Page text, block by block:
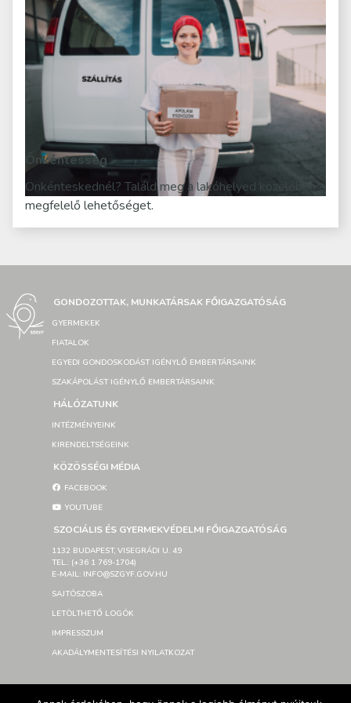
Önkéntesség
Önkénteskednél? Találd meg a lakóhelyed közelében a
megfelelő lehetőséget.
GONDOZOTTAK, MUNKATÁRSAK FŐIGAZGATÓSÁG
GYERMEKEK
FIATALOK
EGYEDI GONDOSKODÁST IGÉNYLŐ EMBERTÁRSAINK
SZAKÁPOLÁST IGÉNYLŐ EMBERTÁRSAINK
HÁLÓZATUNK
INTÉZMÉNYEINK
KIRENDELTSÉGEINK
KÖZÖSSÉGI MÉDIA
FACEBOOK
YOUTUBE
SZOCIÁLIS ÉS GYERMEKVÉDELMI FŐIGAZGATÓSÁG
1132 BUDAPEST, VISEGRÁDI U. 49
TEL.: (+36 1 769-1704)
E-MAIL: INFO@SZGYF.GOV.HU
SAJTÓSZOBA
LETÖLTHETŐ LOGÓK
IMPRESSZUM
AKADÁLYMENTESÍTÉSI NYILATKOZAT